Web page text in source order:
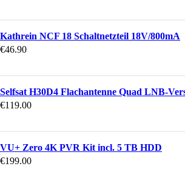
Kathrein NCF 18 Schaltnetzteil 18V/800mA
€46.90
Selfsat H30D4 Flachantenne Quad LNB-
€119.00
VU+ Zero 4K PVR Kit incl. 5 TB HDD
€199.00